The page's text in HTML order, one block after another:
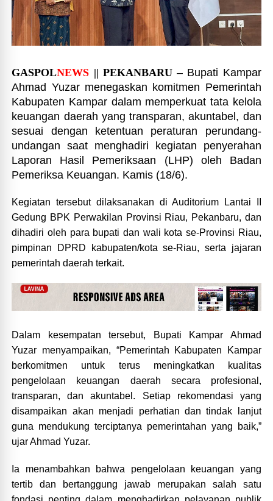
GASPOLNEWS || PEKANBARU– Bupati Kampar
Ahmad Yuzar menegaskan komitmen Pemerintah
Kabupaten Kampar dalam memperkuat tata kelola
keuangan daerah yang transparan, akuntabel, dan
sesuai dengan ketentuan peraturan perundang-
undangan saat menghadiri kegiatan penyerahan
Laporan Hasil Pemeriksaan (LHP) oleh Badan
Pemeriksa Keuangan. Kamis (18/6).
Kegiatan tersebut dilaksanakan di Auditorium Lantai II
Gedung BPK Perwakilan Provinsi Riau, Pekanbaru, dan
dihadiri oleh para bupati dan wali kota se-Provinsi Riau,
pimpinan DPRD kabupaten/kota se-Riau, serta jajaran
pemerintah daerah terkait.
Dalam kesempatan tersebut, Bupati Kampar Ahmad
Yuzar menyampaikan, “Pemerintah Kabupaten Kampar
berkomitmen untuk terus meningkatkan kualitas
pengelolaan keuangan daerah secara profesional,
transparan, dan akuntabel. Setiap rekomendasi yang
disampaikan akan menjadi perhatian dan tindak lanjut
guna mendukung terciptanya pemerintahan yang baik,”
ujar Ahmad Yuzar.
Ia menambahkan bahwa pengelolaan keuangan yang
tertib dan bertanggung jawab merupakan salah satu